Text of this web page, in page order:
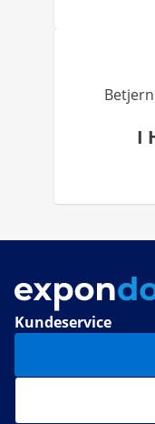
I
Kundeservice